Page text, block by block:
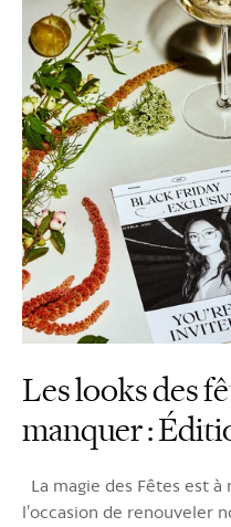
Les looks des
manquer :
La magie des Fêtes est
l’occasion de renouveler